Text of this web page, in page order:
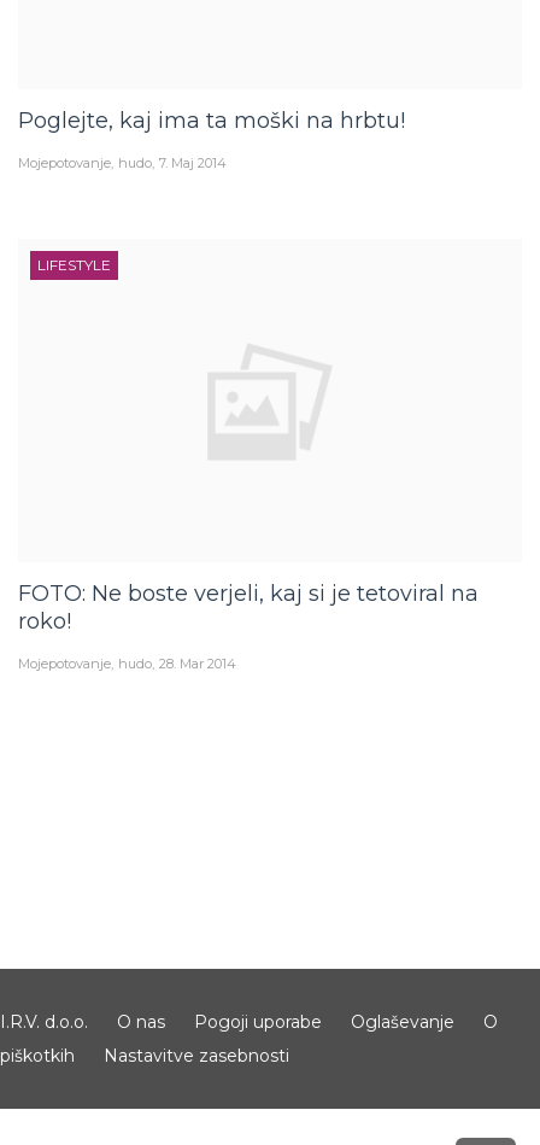
Poglejte, kaj ima ta moški na hrbtu!
Mojepotovanje hudo 7. Maj 2014
LIFESTYLE
FOTO: Ne boste verjeli, kaj si je tetoviral na
roko!
Mojepotovanje hudo 28. Mar 2014
I.R.V. d.o.o. O nas Pogoji uporabe Oglaševanje
O
piškotkih
Nastavitve zasebnosti